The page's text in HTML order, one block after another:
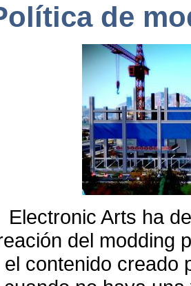
de
Electronic Arts ha
del modding
el contenido creado